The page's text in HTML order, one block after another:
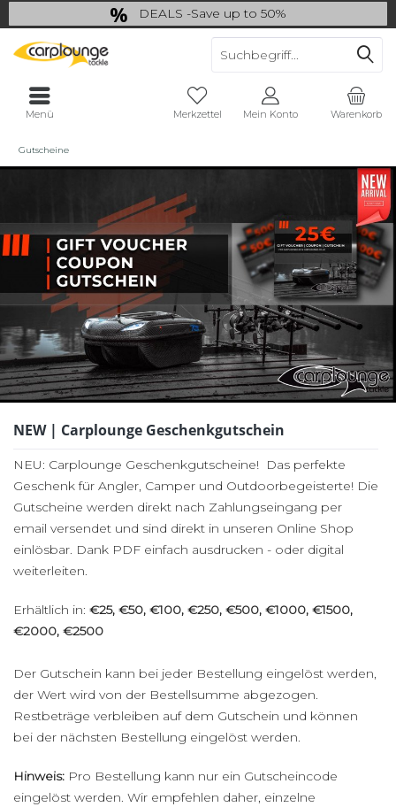
DEALS -Save up to 50%
last Chance: ... if gone then gone
Warenkorb
Merkzettel Mein Konto
Menü
Gutscheine
NEW | Carplounge Geschenkgutschein
NEU: Carplounge Geschenkgutscheine! Das perfekte
Geschenk für Angler, Camper und Outdoorbegeisterte! Die
Gutscheine werden direkt nach Zahlungseingang per
email versendet und sind direkt in unseren Online Shop
einlösbar. Dank PDF einfach ausdrucken - oder digital
weiterleiten.
Erhältlich in: €25, €50, €100, €250, €500, €1000, €1500,
€2000, €2500
Der Gutschein kann bei jeder Bestellung eingelöst werden,
der Wert wird von der Bestellsumme abgezogen.
Restbeträge verbleiben auf dem Gutschein und können
bei der nächsten Bestellung eingelöst werden.
Hinweis: Pro Bestellung kann nur ein Gutscheincode
eingelöst werden. Wir empfehlen daher, einzelne